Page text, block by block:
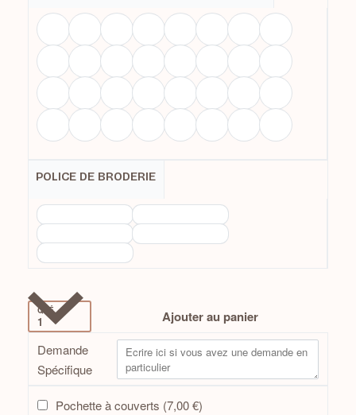
POLICE DE BRODERIE
Demande
Spécifique
Pochette à couverts (7,00€)
QTÉ Ajouter au panier